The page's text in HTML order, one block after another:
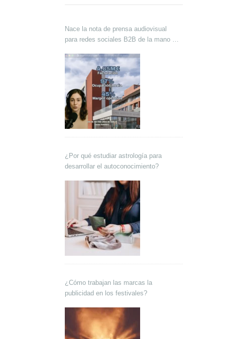
Nace la nota de prensa audiovisual
para redes sociales B2B de la mano de
¿Por qué estudiar astrología para
desarrollar el autoconocimiento?
¿Cómo trabajan las marcas la
publicidad en los festivales?